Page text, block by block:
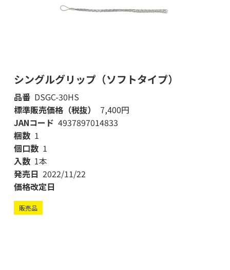
シングルグリップ（ソフトタイプ）
品番 DSGC-30HS
標準販売価格（税抜）
7,400円
JANコード 4937897014833
梱数 1
個口数 1
入数 1本
発売日 2022/11/22
価格改定日
販売品